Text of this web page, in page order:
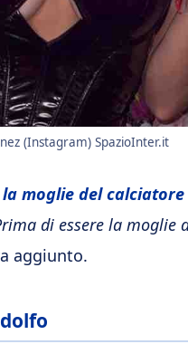
(Instagram) SpazioInter.it
moglie del
di essere la moglie
aggiunto.